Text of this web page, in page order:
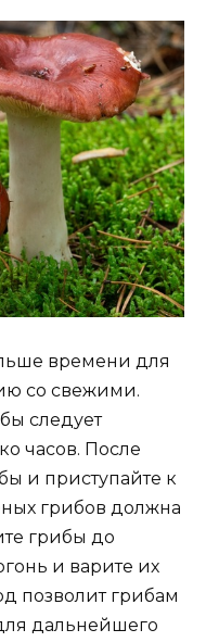
времени для
со свежими.
следует
часов. После
и приступайте к
грибов должна
грибы до
и варите их
позволит грибам
дальнейшего